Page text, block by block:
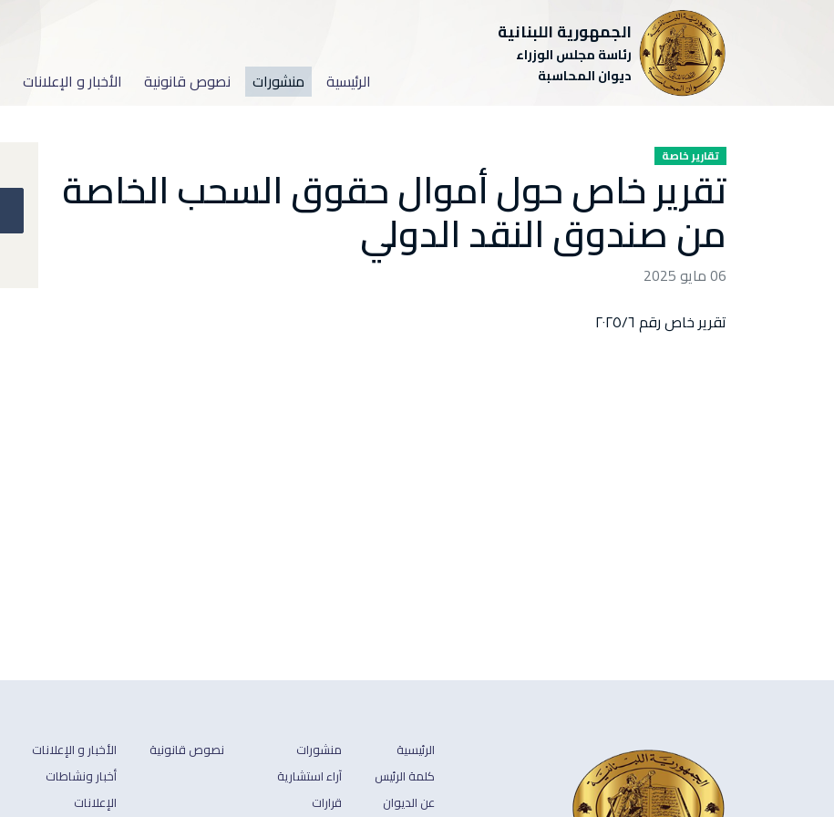
الجمهورية اللبنانية
رئاسة مجلس الوزراء
ديوان المحاسبة
الرئيسية منشورات نصوص قانونية الأخبار و الإعلانات
تقارير خاصة
تقرير خاص حول أموال حقوق السحب الخاصة
من صندوق النقد الدولي
06 مايو 2025
تقرير خاص رقم ٢٠٢٥/٦
الرئيسية
كلمة الرئيس
عن الديوان
منشورات
آراء استشارية
قرارات
نصوص قانونية
الأخبار و الإعلانات
أخبار ونشاطات
الإعلانات